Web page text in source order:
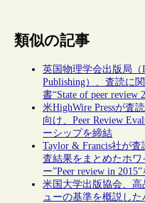
類似の記事
英国物理学会出版局（
Publishing）、査読に
書“State of peer review
米HighWire Pressが査
向け、Peer Review
ーシップを締結
Taylor & Francis社が
査結果をまとめたホワ
ー”Peer review in
米国大学出版協会、
ューの基準を概説し